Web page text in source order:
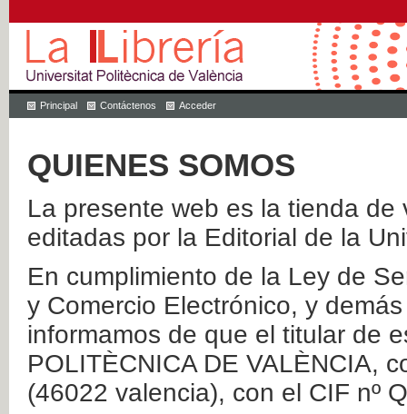
Principal Contáctenos Acceder
QUIENES SOMOS
La presente web es la tienda
editadas por la Editorial de la
En cumplimiento de la Ley de
y Comercio Electrónico, y
informamos de que el titular de
POLITÈCNICA DE VALÈNCIA,
(46022 valencia), con el CIF nº